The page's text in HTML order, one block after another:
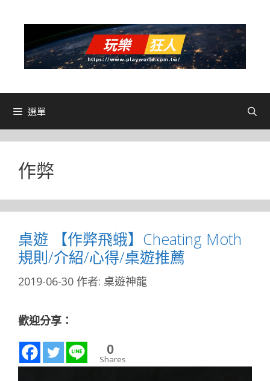
選單
作弊
桌遊 【作弊飛蛾】Cheating Moth
規則/介紹/心得/桌遊推薦
2019-06-30 作者: 桌遊神龍
歡迎分享：
0
Shares